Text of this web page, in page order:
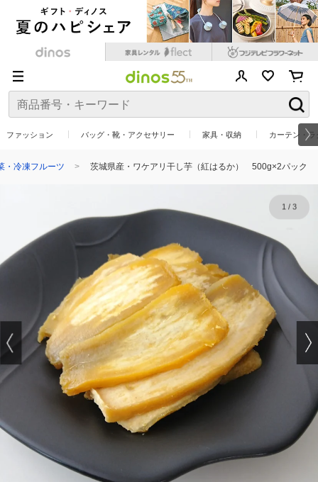
ファッション バッグ・靴・アクセサリー 家具・収納 カーテン・
・冷凍フルーツ 茨城県産・ワケアリ干し芋（紅はるか） 500g×2パック
1/ 3